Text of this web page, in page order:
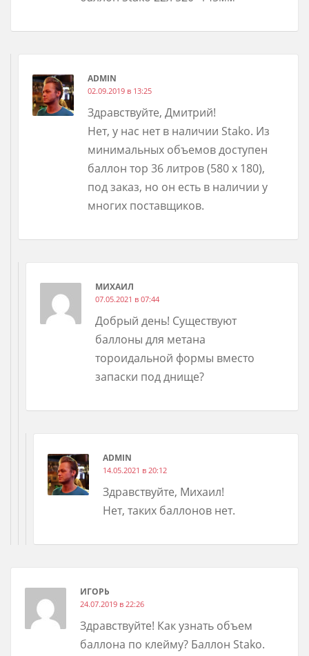
ADMIN
02.09.2019 в 13:25
Здравствуйте, Дмитрий!
Нет, у нас нет в наличии Stako. Из
минимальных объемов доступен
баллон тор 36 литров (580 х 180),
под заказ, но он есть в наличии у
многих поставщиков.
МИХАИЛ
07.05.2021 в 07:44
Добрый день! Существуют
баллоны для метана
тороидальной формы вместо
запаски под днище?
ADMIN
14.05.2021 в 20:12
Здравствуйте, Михаил!
Нет, таких баллонов нет.
ИГОРЬ
24.07.2019 в 22:26
Здравствуйте! Как узнать объем
баллона по клейму? Баллон Stako.